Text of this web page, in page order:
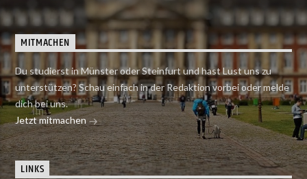
MITMACHEN
Du studierst in Münster oder Steinfurt und hast Lust uns zu
unterstützen? Schau einfach in der Redaktion vorbei oder melde
dich bei uns.
Jetzt mitmachen
LINKS